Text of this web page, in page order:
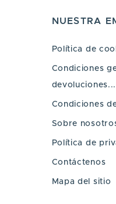
NUESTRA
Política de
Condiciones
Condiciones
Sobre
Política de
Contáctenos
Mapa del sitio